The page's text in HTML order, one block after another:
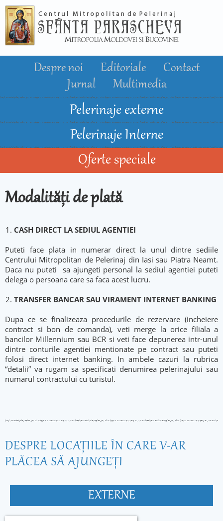
conţinutul
principal
Despre noi Editoriale
Contact
Jurnal
Multimedia
Pelerinaje externe
Pelerinaje Interne
Oferte speciale
Modalități de plată
CASH DIRECT LA SEDIUL AGENTIEI
Puteti face plata in numerar direct la unul dintre sediile
Centrului Mitropolitan de Pelerinaj din Iasi sau Piatra Neamt.
Daca nu puteti sa ajungeti personal la sediul agentiei puteti
delega o persoana care sa faca acest lucru.
TRANSFER BANCAR SAU VIRAMENT INTERNET BANKING
Dupa ce se finalizeaza procedurile de rezervare (incheiere
contract si bon de comanda), veti merge la orice filiala a
bancilor Millennium sau BCR si veti face depunerea intr-unul
dintre conturile agentiei mentionate pe contract sau puteti
folosi direct internet banking. In ambele cazuri la rubrica
“detalii” va rugam sa specificati denumirea pelerinajului sau
numarul contractului cu turistul.
DESPRE LOCAŢIILE ÎN CARE V-AR
PLĂCEA SĂ AJUNGEŢI
EXTERNE